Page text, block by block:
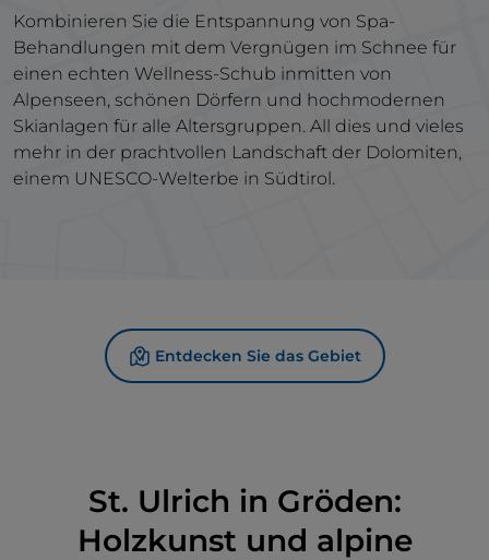
Kombinieren Sie die Entspannung von Spa-
Behandlungen mit dem Vergnügen im Schnee für
einen echten Wellness-Schub inmitten von
Alpenseen, schönen Dörfern und hochmodernen
Skianlagen für alle Altersgruppen. All dies und vieles
mehr in der prachtvollen Landschaft der Dolomiten,
einem UNESCO-Welterbe in Südtirol.
Entdecken Sie das Gebiet
St. Ulrich in Gröden:
Holzkunst und alpine